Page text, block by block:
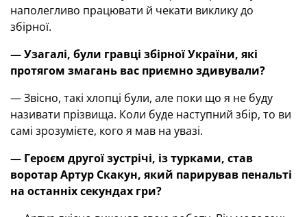
наполегливо працювати й чекати виклику до
збірної.
— Узагалі, були гравці збірної України, які
протягом змагань вас приємно здивували?
— Звісно, такі хлопці були, але поки що я не буду
називати прізвища. Коли буде наступний збір, то ви
самі зрозумієте, кого я мав на увазі.
— Героєм другої зустрічі, із турками, став
воротар Артур Скакун, який парирував пенальті
на останніх секундах гри?